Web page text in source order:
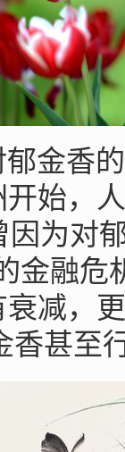
金香
始，
为对
金融
减，
香甚至